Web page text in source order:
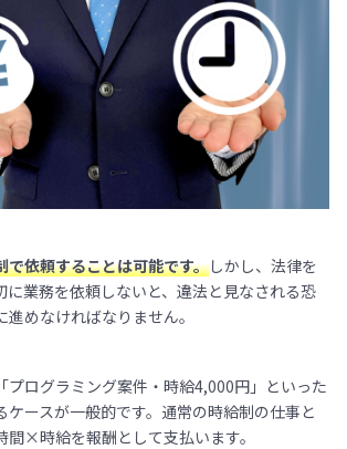
で依頼することは可能です。しかし、法律を
に業務を依頼しないと、違法と見なされる恐
めなければなりません。
プログラミング案件・時給4,000円」といった
ケースが一般的です。通常の時給制の仕事と
間×時給を報酬として支払います。